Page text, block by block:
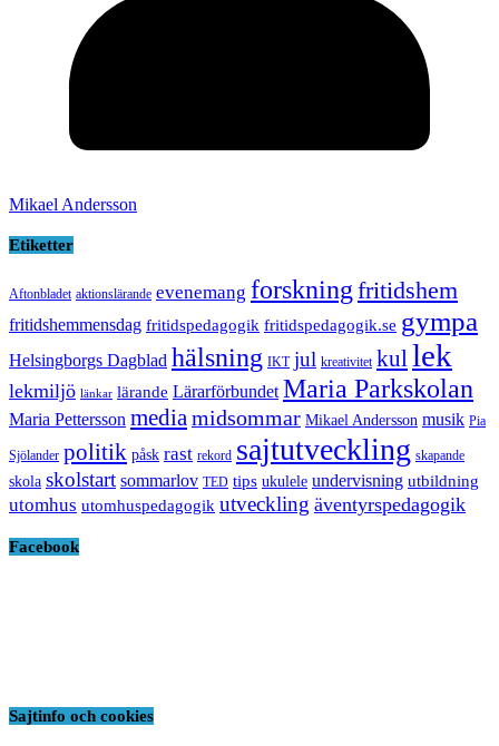
Mikael Andersson
Etiketter
Aftonbladet aktionslärande evenemang forskningfritidshem
fritidshemmensdag fritidspedagogik fritidspedagogik.se gympa
Helsingborgs Dagblad hälsning IKT jul kreativitet kul lek
lekmiljö länkar lärande Lärarförbundet Maria Parkskolan
Maria Pettersson mediamidsommar Mikael Andersson musik Pia
Sjölander politik påsk rast rekord sajtutveckling skapande
skola skolstart sommarlov TED tips ukulele undervisning utbildning
utomhus utomhuspedagogik utveckling äventyrspedagogik
Facebook
Sajtinfo och cookies